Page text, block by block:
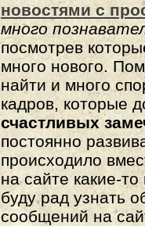
новостями с
много
посмотрев
много нового.
найти и много
кадров, которые
счастливых
постоянно
происходило
на сайте какие-
буду рад узнать
сообщений на